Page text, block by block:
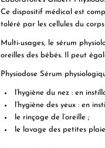
Ce dispositif médical est
toléré par les cellules du
Multi-usages, le sérum
oreilles des bébés. Il peut
Physiodose Sérum
l’hygiène du nez : en
l’hygiène des yeux : en
le rinçage de l’oreille ;
le lavage des petites